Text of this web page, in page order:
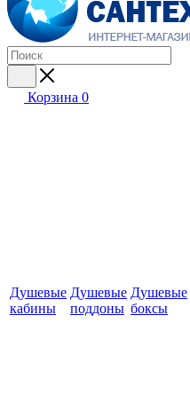
Корзина 0
Душевые
кабины
Душевые
поддоны
Душевые
боксы